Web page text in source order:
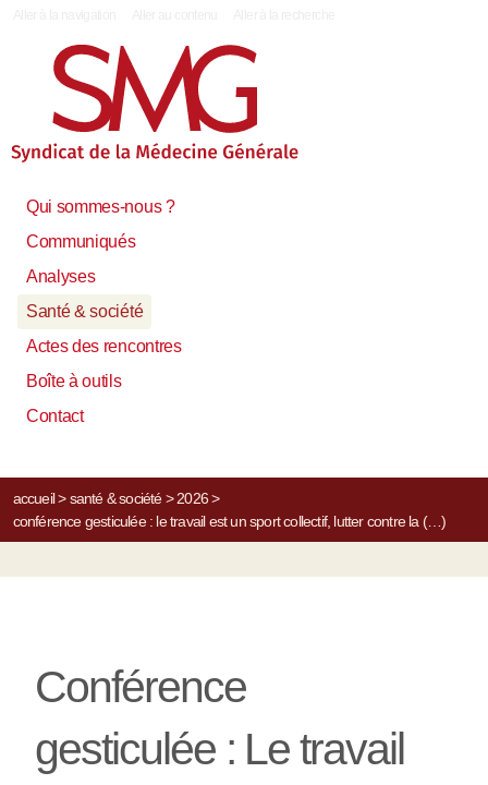
Qui sommes-nous ?
Communiqués
Analyses
Santé & société
Actes des rencontres
Boîte à outils
Contact
accueil> santé & société> 2026>
conférence gesticulée : le travail est un sport collectif, lutter contre la (…)
Conférence
gesticulée : Le travail